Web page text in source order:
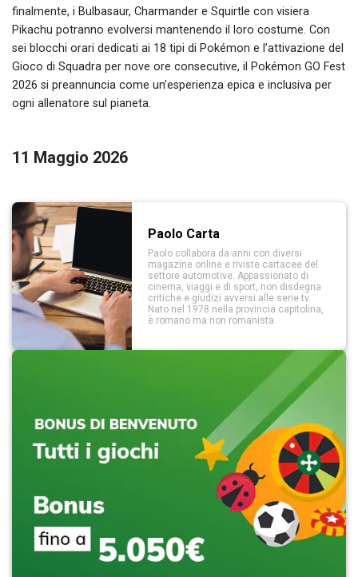
finalmente, i Bulbasaur, Charmander e Squirtle con visiera
Pikachu potranno evolversi mantenendo il loro costume. Con
sei blocchi orari dedicati ai 18 tipi di Pokémon e l’attivazione del
Gioco di Squadra per nove ore consecutive, il Pokémon GO Fest
2026 si preannuncia come un’esperienza epica e inclusiva per
ogni allenatore sul pianeta.
11 Maggio 2026
Paolo Carta
Paolo collabora da anni con diversi
magazine online e riviste cartacee del
settore automotive. Appassionato di
cinema, viaggi e di sport, non disdegna
critiche e giudizi avversi alle serie tv.
Nato nel 1978 nella provincia capitolina,
è romano ma non romanista.